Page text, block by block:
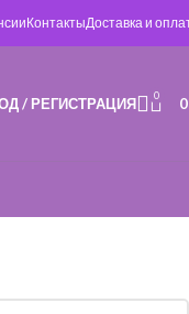
КонтактыДоставка и
/ РЕГИСТРАЦИЯ 0